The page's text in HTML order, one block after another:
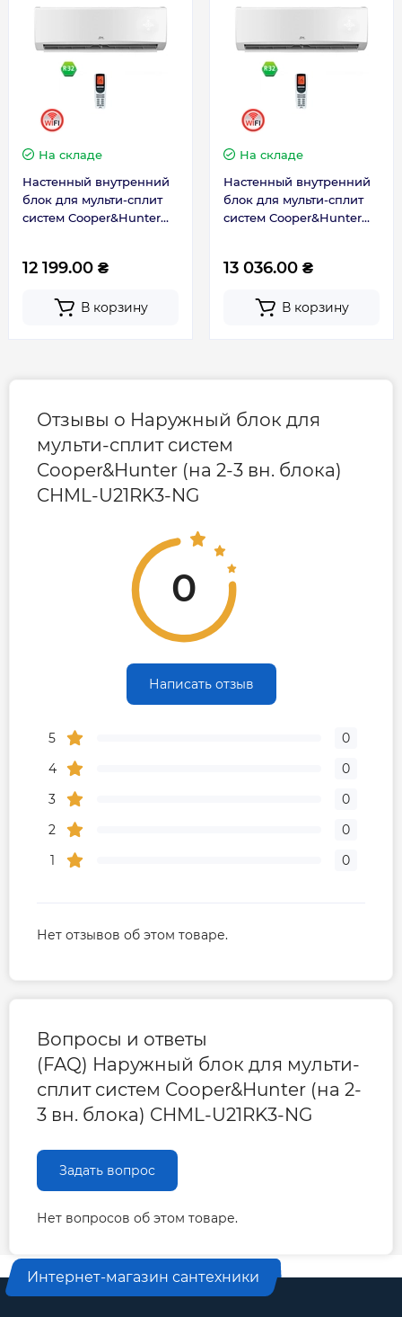
систему Cooper&Hunter
Гарантия 2 года
На складе
Настенный внутренний
блок для мульти-сплит
систем Cooper&Hunter
12 199.00 ₴
В корзину
На складе
Настенный внутренний
блок для мульти-сплит
систем Cooper&Hunter
13 036.00 ₴
В корзину
Отзывы о Наружный блок для
мульти-сплит систем
Cooper&Hunter (на 2-3 вн. блока)
CHML-U21RK3-NG
0
Написать отзыв
5
0
4
0
3
0
2
0
1
0
Нет отзывов об этом товаре.
Вопросы и ответы
(FAQ) Наружный блок для мульти-
сплит систем Cooper&Hunter (на 2-
3 вн. блока) CHML-U21RK3-NG
Задать вопрос
Нет вопросов об этом товаре.
Интернет-магазин сантехники